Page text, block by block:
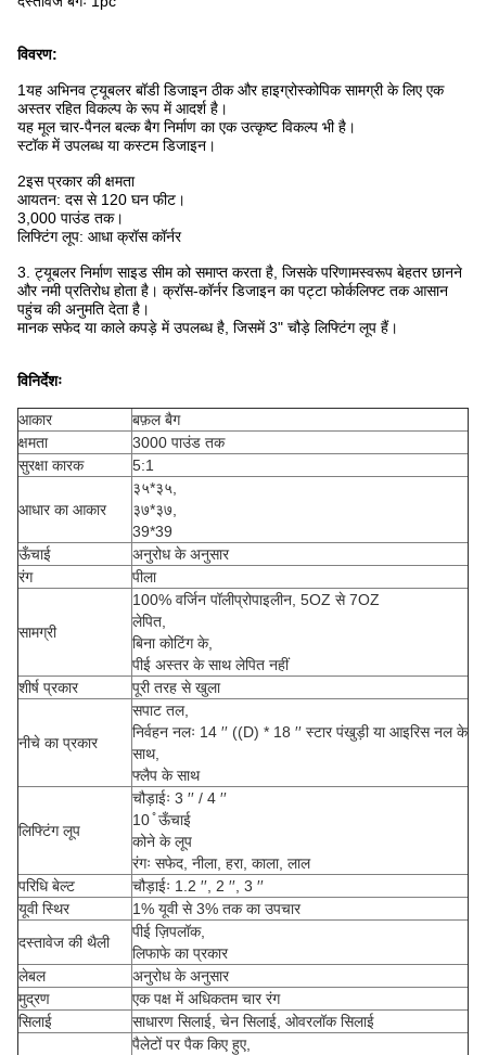
विवरण:
1यह अभिनव ट्यूबलर बॉडी डिजाइन ठीक और हाइग्रोस्कोपिक सामग्री के लिए एक
अस्तर रहित विकल्प के रूप में आदर्श है।
यह मूल चार-पैनल बल्क बैग निर्माण का एक उत्कृष्ट विकल्प भी है।
स्टॉक में उपलब्ध या कस्टम डिजाइन।
2इस प्रकार की क्षमता
आयतन: दस से 120 घन फीट।
3,000 पाउंड तक।
लिफ्टिंग लूप: आधा क्रॉस कॉर्नर
3. ट्यूबलर निर्माण साइड सीम को समाप्त करता है, जिसके परिणामस्वरूप बेहतर छानने
और नमी प्रतिरोध होता है। क्रॉस-कॉर्नर डिजाइन का पट्टा फोर्कलिफ्ट तक आसान
पहुंच की अनुमति देता है।
मानक सफेद या काले कपड़े में उपलब्ध है, जिसमें 3" चौड़े लिफ्टिंग लूप हैं।
विनिर्देशः
आकार
बफ़ल बैग
क्षमता
3000 पाउंड तक
सुरक्षा कारक
5:1
आधार का आकार
३५*३५,
३७*३७,
39*39
ऊँचाई
अनुरोध के अनुसार
रंग
पीला
सामग्री
100% वर्जिन पॉलीप्रोपाइलीन, 5OZ से 7OZ
लेपित,
बिना कोटिंग के,
पीई अस्तर के साथ लेपित नहीं
शीर्ष प्रकार
पूरी तरह से खुला
नीचे का प्रकार
सपाट तल,
निर्वहन नलः 14 ′′ ((D) * 18 ′′ स्टार पंखुड़ी या आइरिस नल के
साथ,
फ्लैप के साथ
लिफ्टिंग लूप
चौड़ाईः 3 ′′ / 4 ′′
10 ̊ ऊँचाई
कोने के लूप
रंगः सफेद, नीला, हरा, काला, लाल
परिधि बेल्ट
चौड़ाईः 1.2 ′′, 2 ′′, 3 ′′
यूवी स्थिर
1% यूवी से 3% तक का उपचार
दस्तावेज की थैली
पीई ज़िपलॉक,
लिफाफे का प्रकार
लेबल
अनुरोध के अनुसार
मुद्रण
एक पक्ष में अधिकतम चार रंग
सिलाई
साधारण सिलाई, चेन सिलाई, ओवरलॉक सिलाई
पैलेटों पर पैक किए हुए,